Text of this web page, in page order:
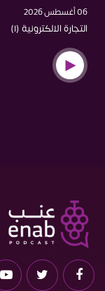
06 أغسطس 2026
التجارة الالكترونية (١)